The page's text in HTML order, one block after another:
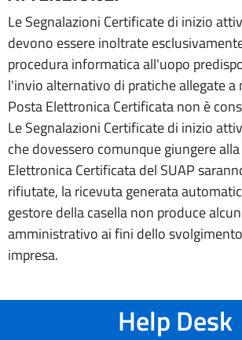
Le Segnalazioni Certificate di inizio
devono essere inoltrate
procedura informatica all'uopo
l'invio alternativo di pratiche allegate a
Posta Elettronica Certificata non è
Le Segnalazioni Certificate di inizio
che dovessero comunque giungere
Elettronica Certificata del SUAP
rifiutate, la ricevuta generata
gestore della casella non produce
amministrativo ai fini dello
impresa.
Help Desk